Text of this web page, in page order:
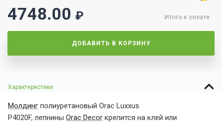
Итого к оплате
4748.00 ₽
ДОБАВИТЬ В КОРЗИНУ
Характеристики
Молдинг полиуретановый Orac Luxxus
P4020F, лепнины Orac Decor крепится на клей или